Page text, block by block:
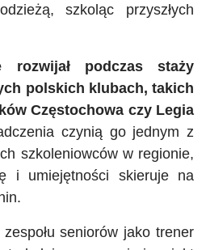
szkoląc przyszłych
rozwijał podczas staży
polskich klubach, takich
Częstochowa czy Legia
czynią go jednym z
szkoleniowców w regionie,
i umiejętności skieruje na
seniorów jako trener